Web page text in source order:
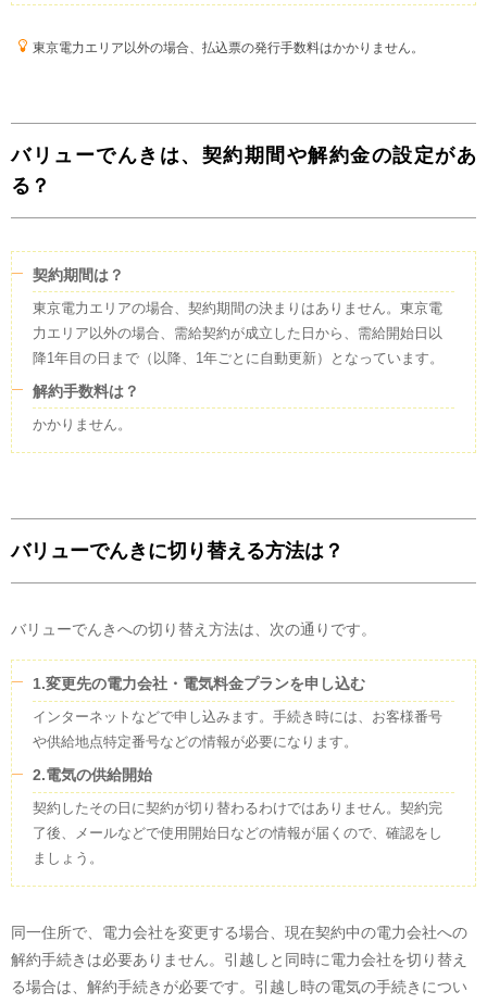
東京電力エリア以外の場合、払込票の発行手数料はかかりません。
バリューでんきは、契約期間や解約金の設定があ
る？
契約期間は？
東京電力エリアの場合、契約期間の決まりはありません。東京電
力エリア以外の場合、需給契約が成立した日から、需給開始日以
降1年目の日まで（以降、1年ごとに自動更新）となっています。
解約手数料は？
かかりません。
バリューでんきに切り替える方法は？
バリューでんきへの切り替え方法は、次の通りです。
1.変更先の電力会社・電気料金プランを申し込む
インターネットなどで申し込みます。手続き時には、お客様番号
や供給地点特定番号などの情報が必要になります。
2.電気の供給開始
契約したその日に契約が切り替わるわけではありません。契約完
了後、メールなどで使用開始日などの情報が届くので、確認をし
ましょう。
同一住所で、電力会社を変更する場合、現在契約中の電力会社への
解約手続きは必要ありません。引越しと同時に電力会社を切り替え
る場合は、解約手続きが必要です。引越し時の電気の手続きについ